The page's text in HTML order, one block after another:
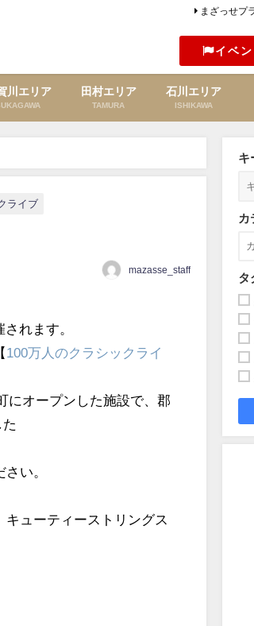
まざっせプ
イベ
川エリア 田村エリア
TAMURA
石川エリア
ISHIKAWA
ライブ
mazasse_staff
れます。
100万人のクラシックライ
にオープンした施設で、郡
い。
ューティーストリングス
キ
カ
タ